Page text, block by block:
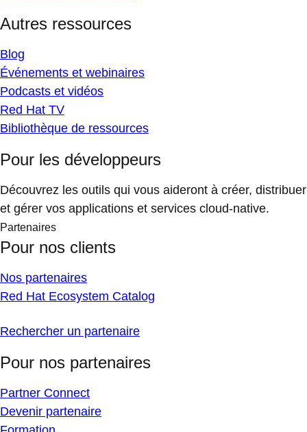
Autres ressources
Blog
Événements et webinaires
Podcasts et vidéos
Red Hat TV
Bibliothèque de ressources
Pour les développeurs
Découvrez les outils qui vous aideront à créer, distribuer
et gérer vos applications et services cloud-native.
Partenaires
Pour nos clients
Nos partenaires
Red Hat Ecosystem Catalog
Rechercher un partenaire
Pour nos partenaires
Partner Connect
Devenir partenaire